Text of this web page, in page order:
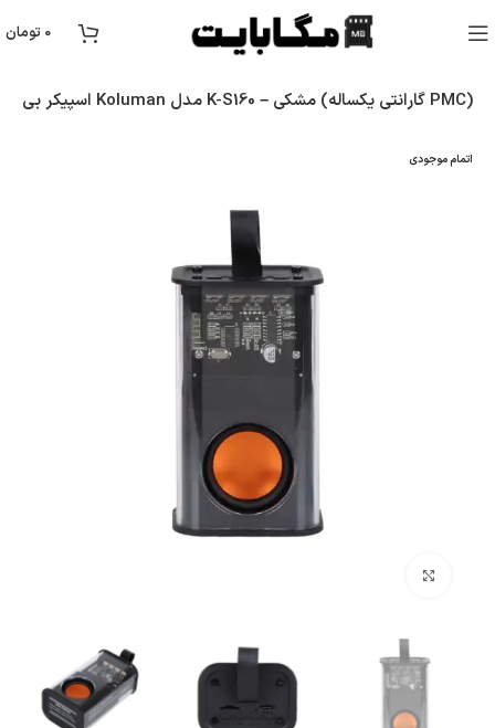
0 تومان
اسپیکر بی سیم Koluman مدل K-S160 – مشکی (گارانتی یکساله PMC)
اتمام موجودی